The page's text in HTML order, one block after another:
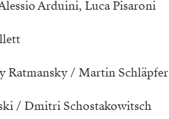
Arduini, Luca Pisaroni
Ratmansky / Martin Schläpfer
/ Dmitri Schostakowitsch